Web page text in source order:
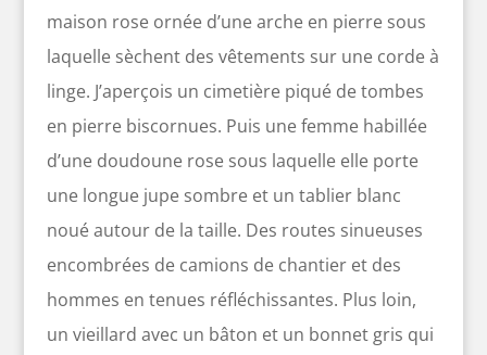
maison rose ornée d’une arche en pierre sous
laquelle sèchent des vêtements sur une corde à
linge. J’aperçois un cimetière piqué de tombes
en pierre biscornues. Puis une femme habillée
d’une doudoune rose sous laquelle elle porte
une longue jupe sombre et un tablier blanc
noué autour de la taille. Des routes sinueuses
encombrées de camions de chantier et des
hommes en tenues réfléchissantes. Plus loin,
un vieillard avec un bâton et un bonnet gris qui